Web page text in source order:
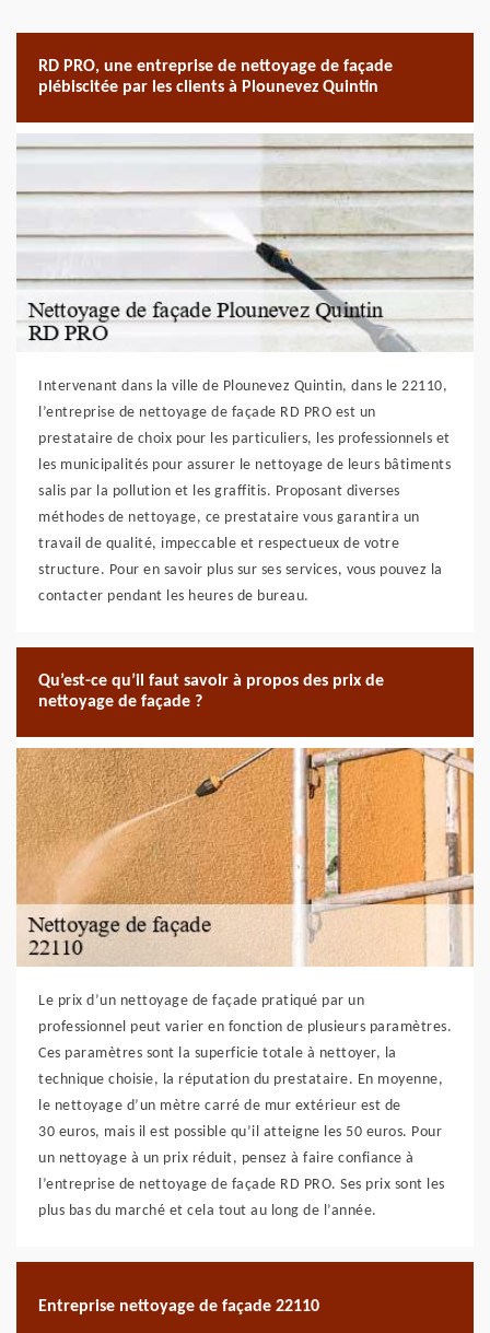
RD PRO, une entreprise de nettoyage de façade
plébiscitée par les clients à Plounevez Quintin
Intervenant dans la ville de Plounevez Quintin, dans le 22110,
l’entreprise de nettoyage de façade RD PRO est un
prestataire de choix pour les particuliers, les professionnels et
les municipalités pour assurer le nettoyage de leurs bâtiments
salis par la pollution et les graffitis. Proposant diverses
méthodes de nettoyage, ce prestataire vous garantira un
travail de qualité, impeccable et respectueux de votre
structure. Pour en savoir plus sur ses services, vous pouvez la
contacter pendant les heures de bureau.
Qu’est-ce qu’il faut savoir à propos des prix de
nettoyage de façade ?
Le prix d’un nettoyage de façade pratiqué par un
professionnel peut varier en fonction de plusieurs paramètres.
Ces paramètres sont la superficie totale à nettoyer, la
technique choisie, la réputation du prestataire. En moyenne,
le nettoyage d’un mètre carré de mur extérieur est de
30 euros, mais il est possible qu’il atteigne les 50 euros. Pour
un nettoyage à un prix réduit, pensez à faire confiance à
l’entreprise de nettoyage de façade RD PRO. Ses prix sont les
plus bas du marché et cela tout au long de l’année.
Entreprise nettoyage de façade 22110